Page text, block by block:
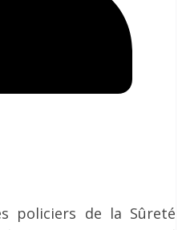
policiers de la Sûreté